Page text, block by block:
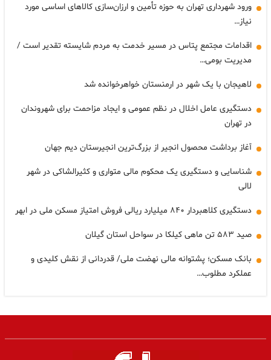
ورود شهرداری تهران به حوزه تأمین و ارزان‌سازی کالا‌های اساسی مورد
نیاز…
اقدامات مجتمع پتاس در مسیر خدمت به مردم شایسته تقدیر است /
مدیریت بومی…
لاهیجان با یک شهر در ارمنستان خواهرخوانده شد
دستگیری عامل اخلال در نظم عمومی و ایجاد مزاحمت برای شهروندان
در تهران
آغاز برداشت محصول انجیر از بزرگ‌ترین انجیرستان دیم جهان
شناسایی و دستگیری یک محکوم مالی متواری و کثیرالشاکی در شهر
لالی
دستگیری کلاهبردار ۸۴۰ میلیارد ریالی فروش امتیاز مسکن ملی در ابهر
صید ۵۸۳ تن ماهی کیلکا در سواحل استان گیلان
بانک مسکن؛ پشتوانه مالی نهضت ملی/ قدردانی از نقش کلیدی و
عملکرد مطلوب…